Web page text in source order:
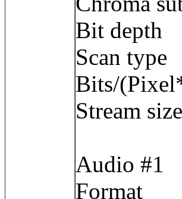
Bit
Scan
Bits/
Stream
Audio #1